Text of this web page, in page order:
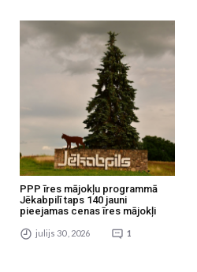
PPP īres mājokļu programmā
Jēkabpilī taps 140 jauni
pieejamas cenas īres mājokļi
julijs 30 , 2026 1